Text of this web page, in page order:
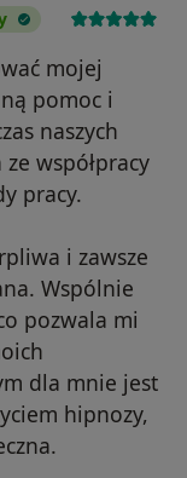
mojej
pomoc i
naszych
współpracy
pracy.
i zawsze
Wspólnie
pozwala mi
dla mnie jest
hipnozy,